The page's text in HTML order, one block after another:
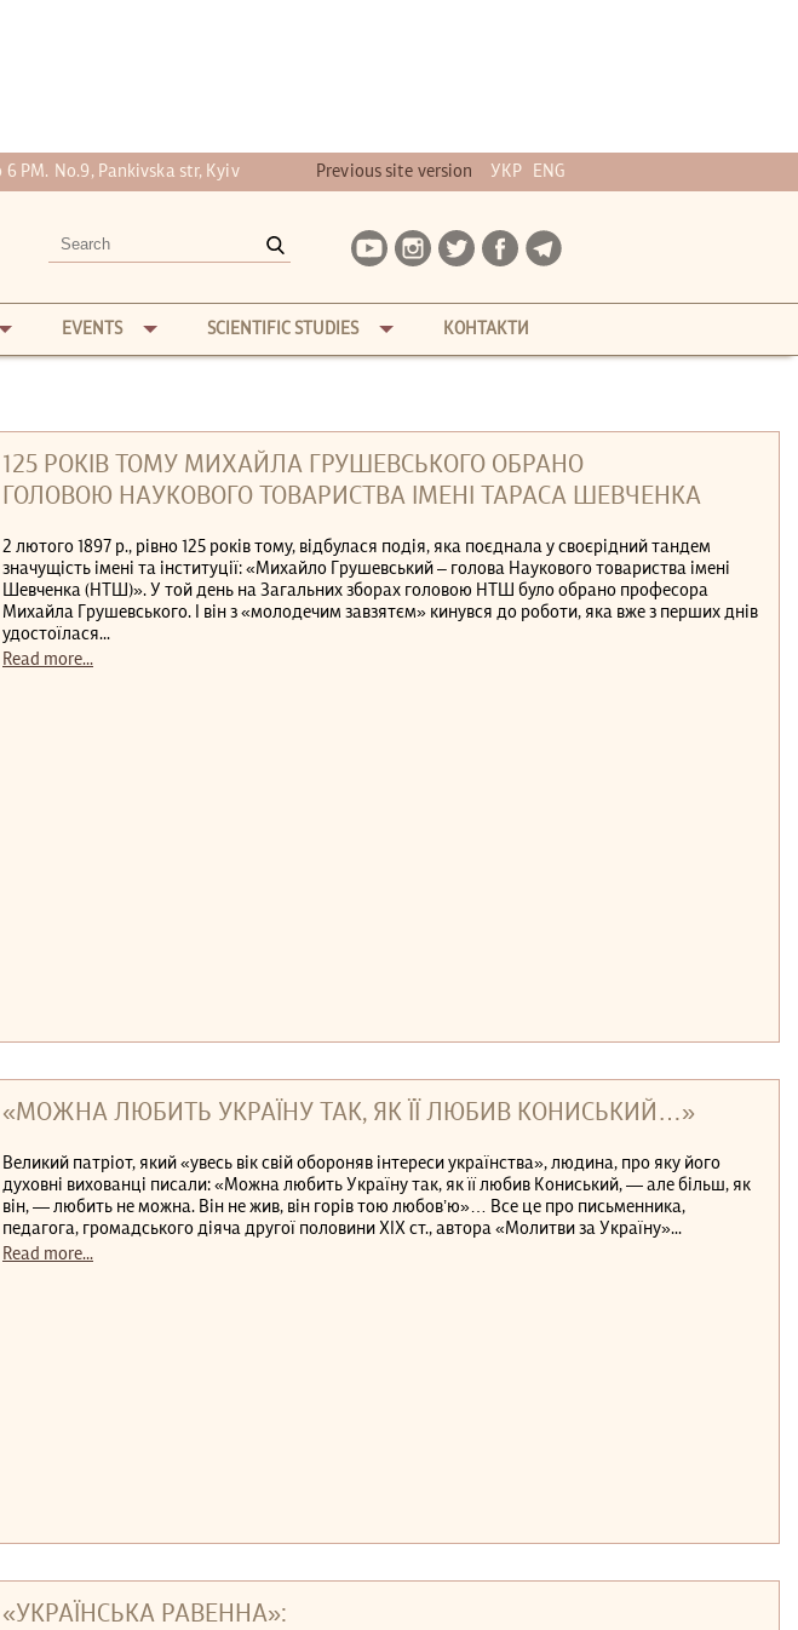
6 PM. No.9, Pankivska str, Kyiv Previous site version УКР ENG
EVENTS SCIENTIFIC STUDIES КОНТАКТИ
125 РОКІВ ТОМУ МИХАЙЛА ГРУШЕВСЬКОГО ОБРАНО
ГОЛОВОЮ НАУКОВОГО ТОВАРИСТВА ІМЕНІ ТАРАСА ШЕВЧЕНКА
2 лютого 1897 р., рівно 125 років тому, відбулася подія, яка поєднала у своєрідний тандем
значущість імені та інституції: «Михайло Грушевський ‒ голова Наукового товариства імені
Шевченка (НТШ)». У той день на Загальних зборах головою НТШ було обрано професора
Михайла Грушевського. І він з «молодечим завзятєм» кинувся до роботи, яка вже з перших днів
удостоїлася...
Read more...
«МОЖНА ЛЮБИТЬ УКРАЇНУ ТАК, ЯК ЇЇ ЛЮБИВ КОНИСЬКИЙ…»
Великий патріот, який «увесь вік свій обороняв інтереси українства», людина, про яку його
духовні вихованці писали: «Можна любить Україну так, як її любив Кониський, — але більш, як
він, — любить не можна. Він не жив, він горів тою любов’ю»… Все це про письменника,
педагога, громадського діяча другої половини ХІХ ст., автора «Молитви за Україну»...
Read more...
«УКРАЇНСЬКА РАВЕННА»: